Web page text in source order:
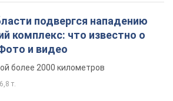
подвергся нападению
комплекс: что известно о
и видео
более 2000 километров
6,8 т.